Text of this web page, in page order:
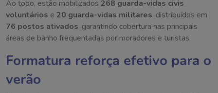
Ao todo, estão mobilizados 268 guarda-vidas civis
voluntários e 20 guarda-vidas militares, distribuídos em
76 postos ativados, garantindo cobertura nas principais
áreas de banho frequentadas por moradores e turistas.
Formatura reforça efetivo para o
verão